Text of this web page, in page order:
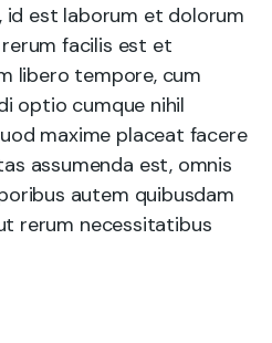
id est laborum et dolorum
facilis est et
libero tempore, cum
optio cumque nihil
maxime placeat facere
assumenda est, omnis
autem quibusdam
rerum necessitatibus